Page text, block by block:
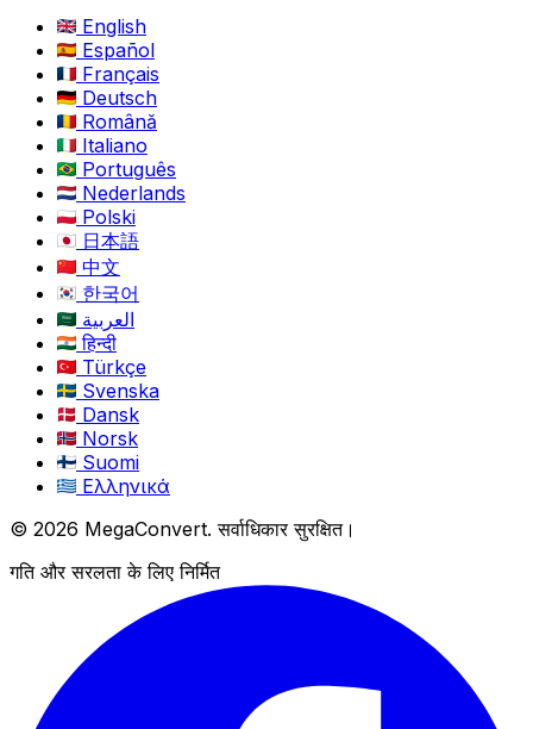
English
Español
Français
Deutsch
Română
Italiano
Português
Nederlands
Polski
日本語
中文
한국어
العربية
हिन्दी
Türkçe
Svenska
Dansk
Norsk
Suomi
Ελληνικά
© 2026 MegaConvert. सर्वाधिकार सुरक्षित।
गति और सरलता के लिए निर्मित